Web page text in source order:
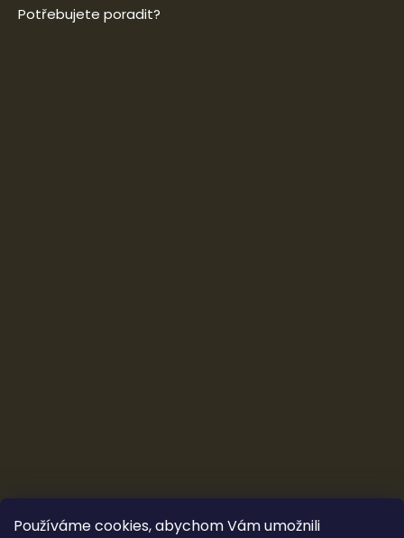
Používáme cookies, abychom Vám umožnili
Potřebujete poradit?